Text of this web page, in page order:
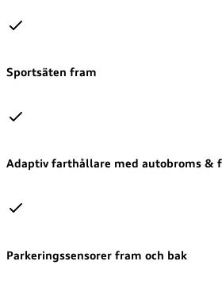
Sportsäten fram
Adaptiv farthållare med autobroms &
Parkeringssensorer fram och bak